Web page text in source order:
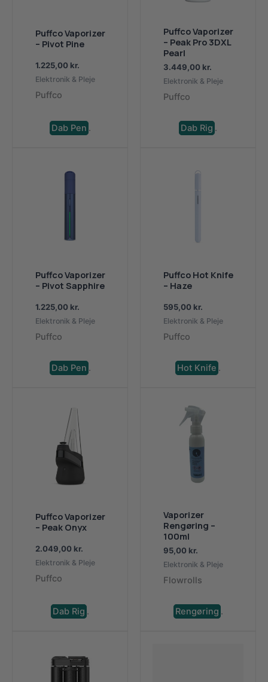
Puffco Vaporizer
– Pivot Pine
1.225,00 kr.
Elektronik & Pleje
Puffco
Dab Pen .
Puffco Vaporizer
– Peak Pro 3DXL
Pearl
3.449,00 kr.
Elektronik & Pleje
Puffco
Dab Rig .
Puffco Vaporizer
– Pivot Sapphire
1.225,00 kr.
Elektronik & Pleje
Puffco
Dab Pen .
Puffco Hot Knife
– Haze
595,00 kr.
Elektronik & Pleje
Puffco
Hot Knife .
Puffco Vaporizer
– Peak Onyx
2.049,00 kr.
Elektronik & Pleje
Puffco
Dab Rig .
Vaporizer
Rengøring –
100ml
95,00 kr.
Elektronik & Pleje
Flowrolls
Rengøring .